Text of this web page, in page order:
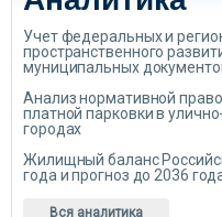
Учет федеральных и
пространственного
муниципальных
Анализ нормативной
платной парковки в
городах
Жилищный баланс
года и прогноз до 2036
Вся аналитика